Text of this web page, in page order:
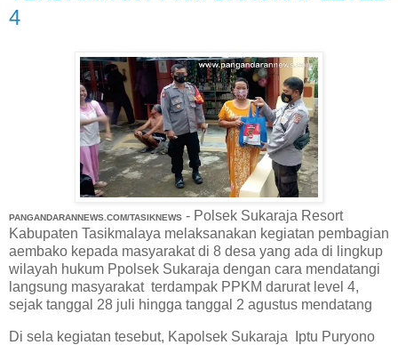
4
PANGANDARANNEWS.COM/TASIKNEWS - Polsek Sukaraja Resort
Kabupaten Tasikmalaya melaksanakan kegiatan pembagian
aembako kepada masyarakat di 8 desa yang ada di lingkup
wilayah hukum Ppolsek Sukaraja dengan cara mendatangi
langsung masyarakat terdampak PPKM darurat level 4,
sejak tanggal 28 juli hingga tanggal 2 agustus mendatang
Di sela kegiatan tesebut, Kapolsek Sukaraja Iptu Puryono